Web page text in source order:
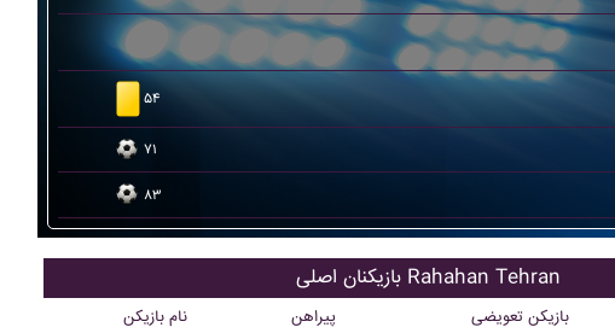
۵۴
۷۱
۸۳
بازیکنان اصلی Rahahan Tehran
نام بازیکن پیراهن بازیکن تعویضی